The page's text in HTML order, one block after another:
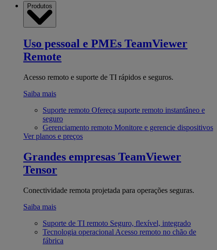
Produtos
Uso pessoal e PMEs TeamViewer
Remote
Acesso remoto e suporte de TI rápidos e seguros.
Saiba mais
Suporte remoto Ofereça suporte remoto instantâneo e
seguro
Gerenciamento remoto Monitore e gerencie dispositivos
Ver planos e preços
Grandes empresas TeamViewer
Tensor
Conectividade remota projetada para operações seguras.
Saiba mais
Suporte de TI remoto Seguro, flexível, integrado
Tecnologia operacional Acesso remoto no chão de
fábrica